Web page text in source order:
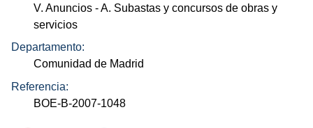
V. Anuncios - A. Subastas y concursos de obras y
servicios
Departamento:
Comunidad de Madrid
Referencia:
BOE-B-2007-1048